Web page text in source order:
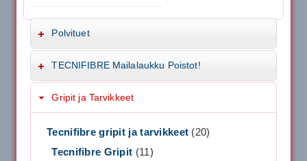
Polvituet
TECNIFIBRE Mailalaukku Poistot!
Gripit ja Tarvikkeet
Tecnifibre gripit ja tarvikkeet (20)
Tecnifibre Gripit (11)